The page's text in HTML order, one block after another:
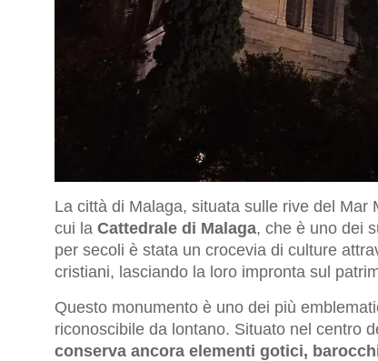
La città di Malaga, situata sulle rive del
cui la Cattedrale di Malaga, che è uno dei
per secoli è stata un crocevia di culture
cristiani, lasciando la loro impronta sul
Questo monumento è uno dei più
riconoscibile da lontano. Situato nel centro
conserva ancora elementi gotici,